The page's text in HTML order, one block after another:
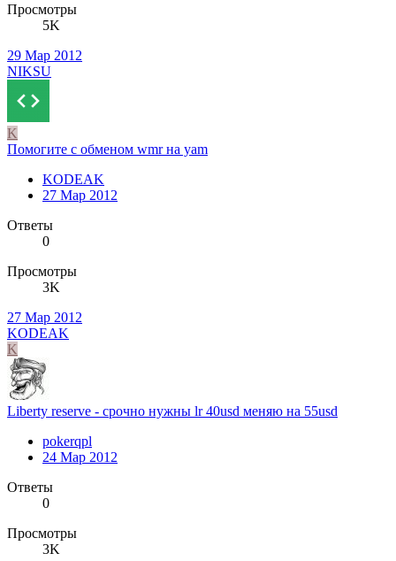
Просмотры
5K
29 Мар 2012
NIKSU
K
Помогите с обменом wmr на yam
KODEAK
27 Мар 2012
Ответы
0
Просмотры
3K
27 Мар 2012
KODEAK
K
Liberty reserve - срочно нужны lr 40usd меняю на 55usd
pokerqpl
24 Мар 2012
Ответы
0
Просмотры
3K